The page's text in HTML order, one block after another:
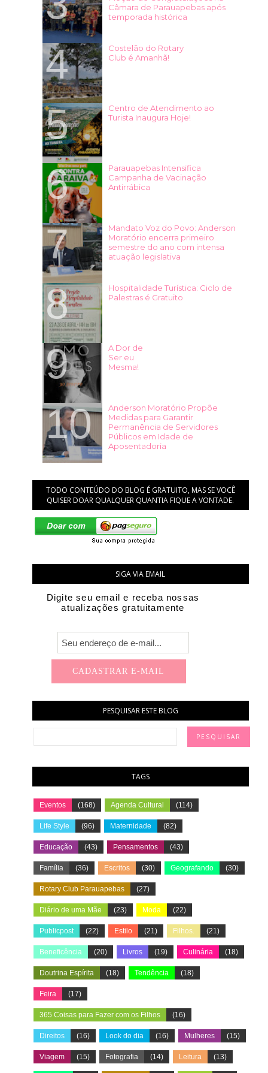
Câmara de Parauapebas após
temporada histórica
Costelão do Rotary
Club é Amanhã!
Centro de Atendimento ao
Turista Inaugura Hoje!
Parauapebas Intensifica
Campanha de Vacinação
Antirrábica
Mandato Voz do Povo: Anderson
Moratório encerra primeiro
semestre do ano com intensa
atuação legislativa
Hospitalidade Turística: Ciclo de
Palestras é Gratuito
A Dor de
Ser eu
Mesma!
Anderson Moratório Propõe
Medidas para Garantir
Permanência de Servidores
Públicos em Idade de
Aposentadoria
TODO CONTEÚDO DO BLOG É GRATUITO, MAS SE VOCÊ
QUISER DOAR QUALQUER QUANTIA FIQUE A VONTADE.
SIGA VIA EMAIL
Digite seu email e receba nossas
atualizações gratuitamente
PESQUISAR ESTE BLOG
TAGS
Eventos (168) Agenda Cultural (114)
Life Style (96) Maternidade (82)
Educação (43) Pensamentos (43)
Família (36) Escritos (30) Geografando (30)
Rotary Club Parauapebas (27)
Diário de uma Mãe (23) Moda (22)
Publicpost (22) Estilo (21) Filhos. (21)
Beneficência (20) Livros (19) Culinária (18)
Doutrina Espírita (18) Tendência (18)
Feira (17)
365 Coisas para Fazer com os Filhos (16)
Direitos (16) Look do dia (16) Mulheres (15)
Viagem (15) Fotografia (14) Leitura (13)